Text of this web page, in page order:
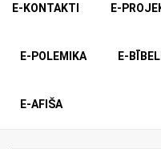
E-KONTAKTI E-
E-POLEMIKA E-
E-AFIŠA